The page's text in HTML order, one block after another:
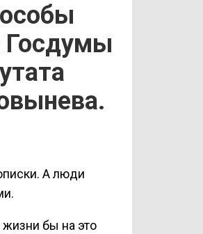
Госдумы
А люди
бы на это